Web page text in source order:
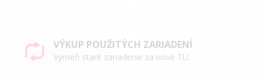
VÝKUP POUŽITÝCH ZARIADENÍ
Vymeň staré zariadenie za nové TU.